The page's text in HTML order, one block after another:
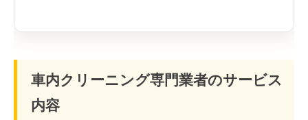
車内クリーニング専門業者のサービス
内容